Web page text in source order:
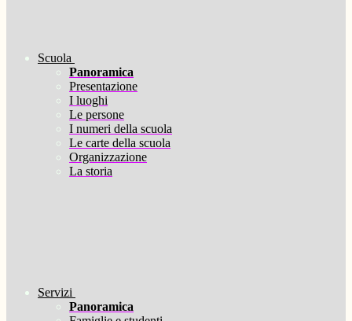
Scuola
Panoramica
Presentazione
I luoghi
Le persone
I numeri della scuola
Le carte della scuola
Organizzazione
La storia
Servizi
Panoramica